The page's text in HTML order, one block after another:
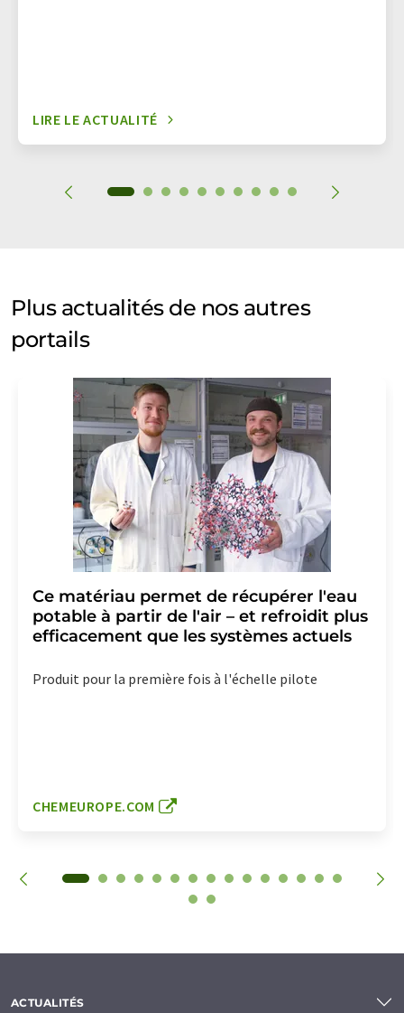
LIRE LE ACTUALITÉ
Plus actualités de nos autres
portails
Ce matériau permet de récupérer l'eau
potable à partir de l'air – et refroidit plus
efficacement que les systèmes actuels
Produit pour la première fois à l'échelle pilote
CHEMEUROPE.COM
ACTUALITÉS